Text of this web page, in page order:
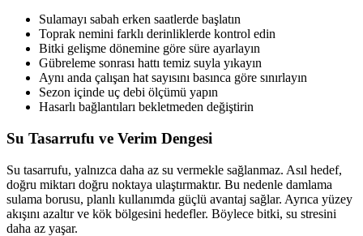
Sulamayı sabah erken saatlerde başlatın
Toprak nemini farklı derinliklerde kontrol edin
Bitki gelişme dönemine göre süre ayarlayın
Gübreleme sonrası hattı temiz suyla yıkayın
Aynı anda çalışan hat sayısını basınca göre sınırlayın
Sezon içinde uç debi ölçümü yapın
Hasarlı bağlantıları bekletmeden değiştirin
Su Tasarrufu ve Verim Dengesi
Su tasarrufu, yalnızca daha az su vermekle sağlanmaz. Asıl hedef,
doğru miktarı doğru noktaya ulaştırmaktır. Bu nedenle damlama
sulama borusu, planlı kullanımda güçlü avantaj sağlar. Ayrıca yüzey
akışını azaltır ve kök bölgesini hedefler. Böylece bitki, su stresini
daha az yaşar.